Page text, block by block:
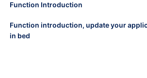
Function Introduction
Function introduction, update your
in bed